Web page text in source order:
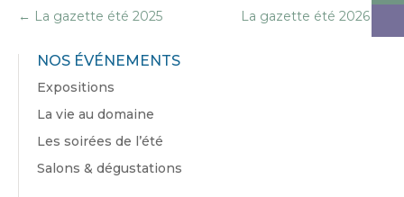
← La gazette été 2025 La gazette été 2026
NOS ÉVÉNEMENTS
Expositions
La vie au domaine
Les soirées de l’été
Salons & dégustations